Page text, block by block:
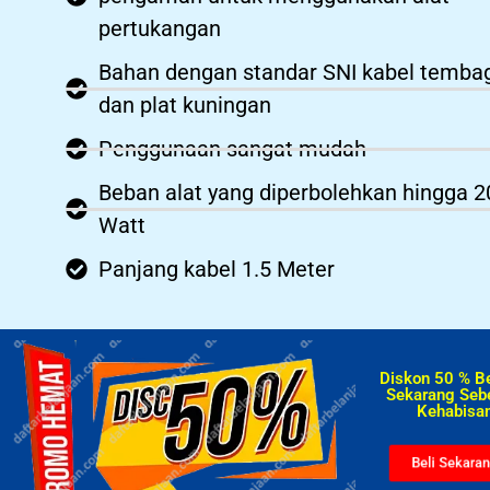
pertukangan
Bahan dengan standar SNI kabel
dan plat kuningan
Penggunaan sangat mudah
Beban alat yang diperbolehkan hingga
Watt
Panjang kabel 1.5 Meter
Diskon 50 %
Sekarang
Beli